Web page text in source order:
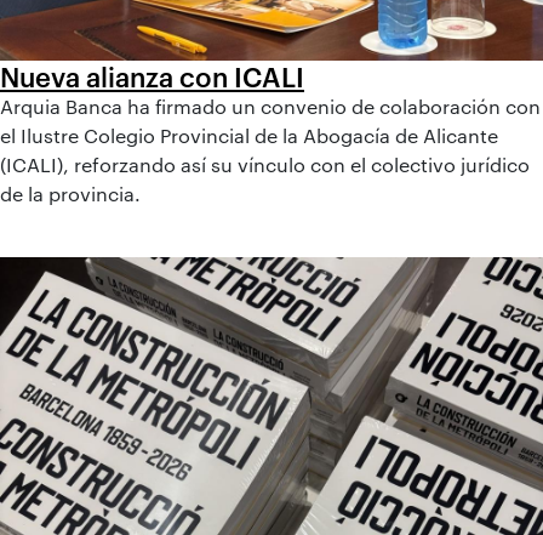
Nueva alianza con ICALI
Arquia Banca ha firmado un convenio de colaboración con
el Ilustre Colegio Provincial de la Abogacía de Alicante
(ICALI), reforzando así su vínculo con el colectivo jurídico
de la provincia.